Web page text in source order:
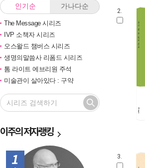
인기순 가나다순
The Message 시리즈
IVP 소책자 시리즈
오스왈드 챔버스 시리즈
생명의말씀사 리폼드 시리즈
톰 라이트 에브리원 주석
미술관이 살아있다 : 구약
이재철 목사의 사도행전 설교집
E.M. 바운즈 기도 클래식
미술관이 살아있다 : 신약
신앙과 은혜 경험
믿음의 영웅들
믿음의 거장
이주의저자랭킹
1위
2.
3.